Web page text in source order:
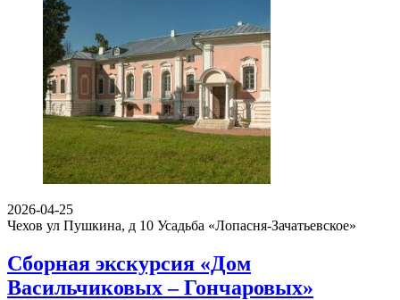
2026-04-25
Чехов ул Пушкина, д 10 Усадьба «Лопасня-Зачатьевское»
Сборная экскурсия «Дом
Васильчиковых – Гончаровых»